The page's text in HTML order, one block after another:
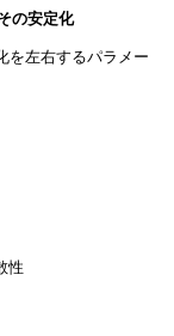
の安定化
左右するパラメー
性